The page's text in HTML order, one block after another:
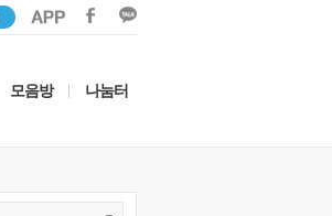
모음방 나눔터